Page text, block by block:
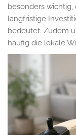
besonders
langfristige
bedeutet. Zudem
häufig die lokale